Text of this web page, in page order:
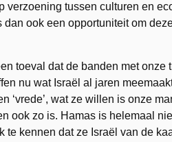
verzoening tussen culturen en
ook een opportuniteit om
toeval dat de banden met onze
nu wat Israël al jaren
‘vrede’, wat ze willen is onze
ook zo is. Hamas is helemaal
te kennen dat ze Israël van de